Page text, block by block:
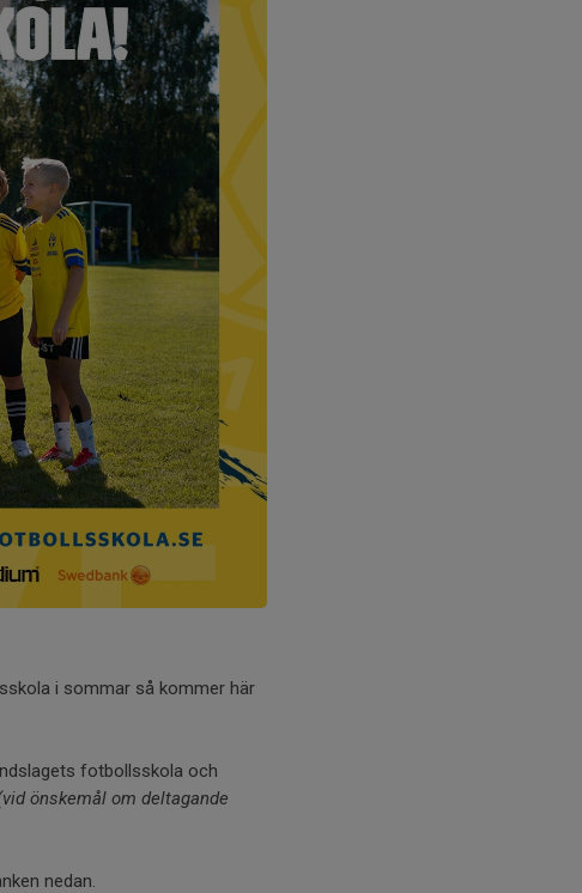
i sommar så kommer här
fotbollsskola och
önskemål om deltagande
nedan.